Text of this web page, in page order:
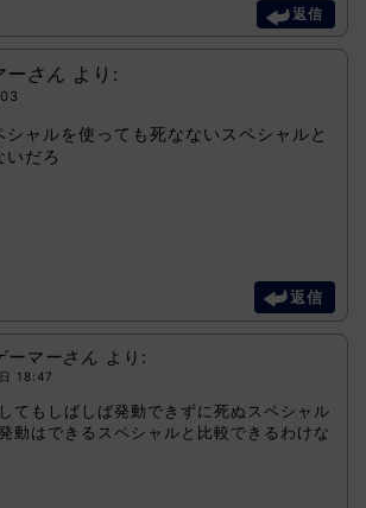
返信
さん より:
ャルを使っても死なないスペシャルと
いだろ
返信
ーマーさん より:
18:47
てもしばしば発動できずに死ぬスペシャル
動はできるスペシャルと比較できるわけな